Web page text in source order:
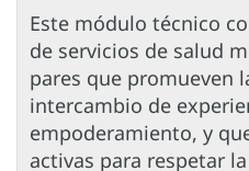
Este módulo técnico
de servicios de salud
pares que promueven
intercambio de
empoderamiento, y
activas para respetar